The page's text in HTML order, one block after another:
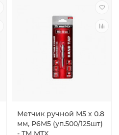
Метчик ручной М5 х 0.8
мм, Р6М5 (уп.500/125шт)